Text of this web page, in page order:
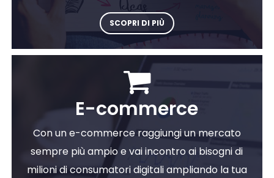
SCOPRI DI PIÙ
E-commerce
Con un e-commerce raggiungi un mercato
sempre più ampio e vai incontro ai bisogni di
milioni di consumatori digitali ampliando la tua